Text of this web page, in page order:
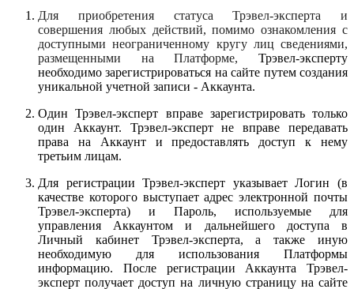
Для приобретения статуса Трэвел-эксперта и
совершения любых действий, помимо ознакомления с
доступными неограниченному кругу лиц сведениями,
размещенными на Платформе, Трэвел-эксперту
необходимо зарегистрироваться на сайте путем создания
уникальной учетной записи - Аккаунта.
Один Трэвел-эксперт вправе зарегистрировать только
один Аккаунт. Трэвел-эксперт не вправе передавать
права на Аккаунт и предоставлять доступ к нему
третьим лицам.
Для регистрации Трэвел-эксперт указывает Логин (в
качестве которого выступает адрес электронной почты
Трэвел-эксперта) и Пароль, используемые для
управления Аккаунтом и дальнейшего доступа в
Личный кабинет Трэвел-эксперта, а также иную
необходимую для использования Платформы
информацию. После регистрации Аккаунта Трэвел-
эксперт получает доступ на личную страницу на сайте